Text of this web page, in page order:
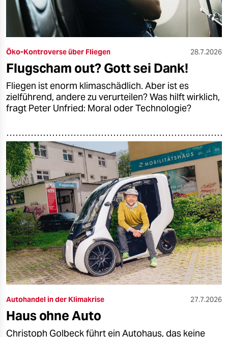
Öko-Kontroverse über Fliegen 28.7.2026
Flugscham out? Gott sei Dank!
Fliegen ist enorm klimaschädlich. Aber ist es
zielführend, andere zu verurteilen? Was hilft wirklich,
fragt Peter Unfried: Moral oder Technologie?
Autohandel in der Klimakrise 27.7.2026
Haus ohne Auto
Christoph Golbeck führt ein Autohaus, das keine